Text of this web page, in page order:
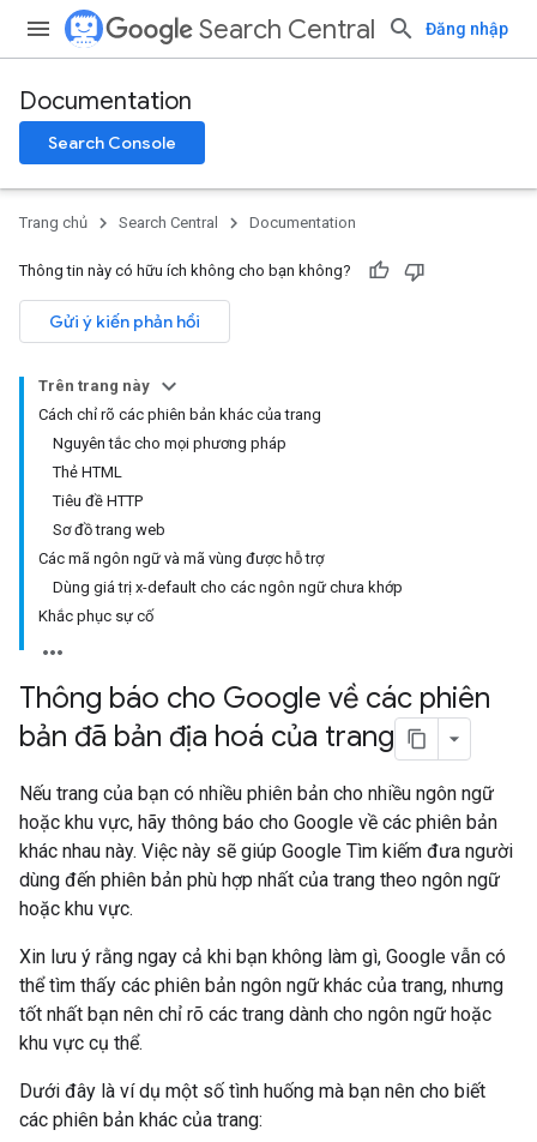
Search Central Đăng nhập
Documentation
Search Console
Trang chủ Search Central Documentation
Thông tin này có hữu ích không cho bạn không?
Gửi ý kiến phản hồi
Trên trang này
Cách chỉ rõ các phiên bản khác của trang
Nguyên tắc cho mọi phương pháp
Thẻ HTML
Tiêu đề HTTP
Sơ đồ trang web
Các mã ngôn ngữ và mã vùng được hỗ trợ
Dùng giá trị x-default cho các ngôn ngữ chưa khớp
Khắc phục sự cố
Thông báo cho Google về các phiên
bản đã bản địa hoá của trang
Nếu trang của bạn có nhiều phiên bản cho nhiều ngôn ngữ
hoặc khu vực, hãy thông báo cho Google về các phiên bản
khác nhau này. Việc này sẽ giúp Google Tìm kiếm đưa người
dùng đến phiên bản phù hợp nhất của trang theo ngôn ngữ
hoặc khu vực.
Xin lưu ý rằng ngay cả khi bạn không làm gì, Google vẫn có
thể tìm thấy các phiên bản ngôn ngữ khác của trang, nhưng
tốt nhất bạn nên chỉ rõ các trang dành cho ngôn ngữ hoặc
khu vực cụ thể.
Dưới đây là ví dụ một số tình huống mà bạn nên cho biết
các phiên bản khác của trang: